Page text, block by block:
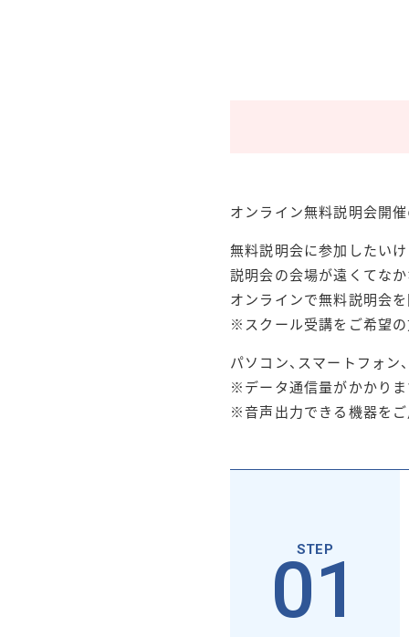
オンライン無料説明会開
無料説明会に参加したい
説明会の会場が遠くてな
オンラインで無料説明会
※スクール受講をご希望の
パソコン、スマートフォ
※データ通信量がかかりま
※音声出力できる機器をご
01